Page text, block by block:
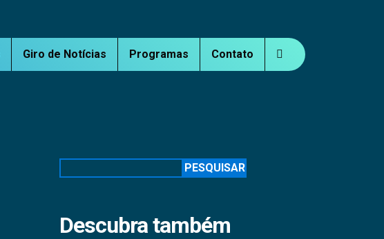
Giro de Notícias Programas Contato
PESQUISAR
Descubra também